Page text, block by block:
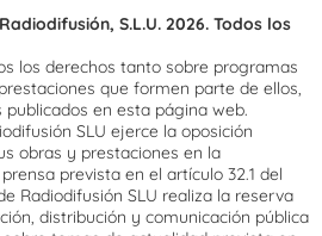
S.L.U. 2026. Todos los
los derechos tanto sobre programas
que formen parte de ellos,
en esta página web.
SLU ejerce la oposición
obras y prestaciones en la
prevista en el artículo 32.1 del
Radiodifusión SLU realiza la reserva
distribución y comunicación pública